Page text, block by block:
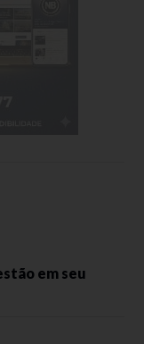
em seu